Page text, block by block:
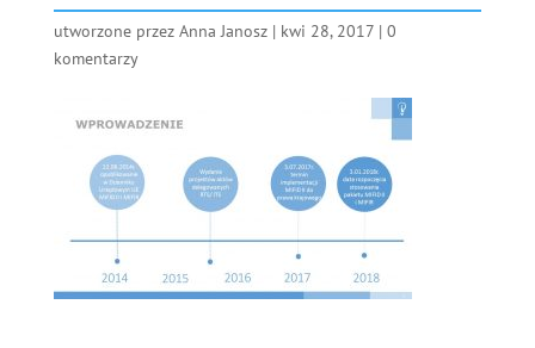
utworzone przez Anna Janosz| kwi 28, 2017| 0
komentarzy